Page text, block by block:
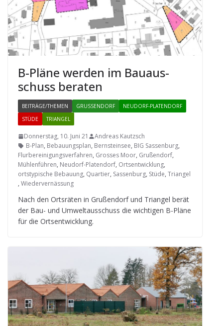
B-Pläne wer­den im Bau­aus­
schuss beraten
BEITRÄGE/THEMEN GRUSSENDORF
NEUDORF-PLATENDORF
STÜDE
TRIANGEL
Donnerstag, 10. Juni 21
Andreas Kautzsch
B-Plan, Bebauungsplan, Bernsteinsee, BIG Sassenburg,
Flurbereinigungsverfahren, Grosses Moor, Grußendorf,
Mühlenführen, Neudorf-Platendorf, Ortsentwicklung,
ortstypische Bebauung, Quartier, Sassenburg, Stüde, Triangel
, Wiedervernässung
Nach den Orts­rä­ten in Gru­ßen­dorf und Tri­an­gel berät
der Bau- und Umwelt­aus­schuss die wich­ti­gen B-Pläne
für die Ortsentwicklung.